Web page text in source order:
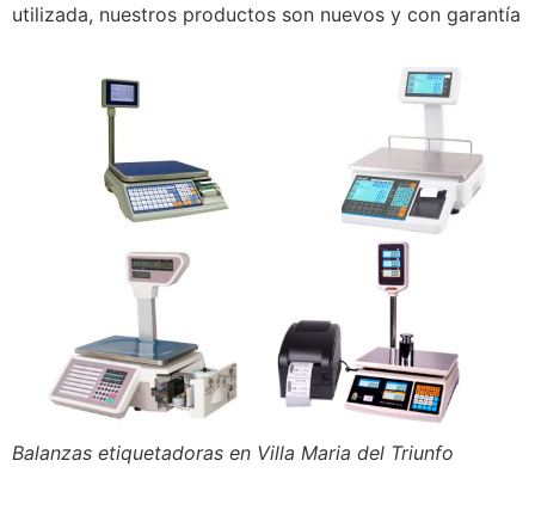
utilizada, nuestros productos son nuevos y con garantía
Balanzas etiquetadoras en Villa Maria del Triunfo